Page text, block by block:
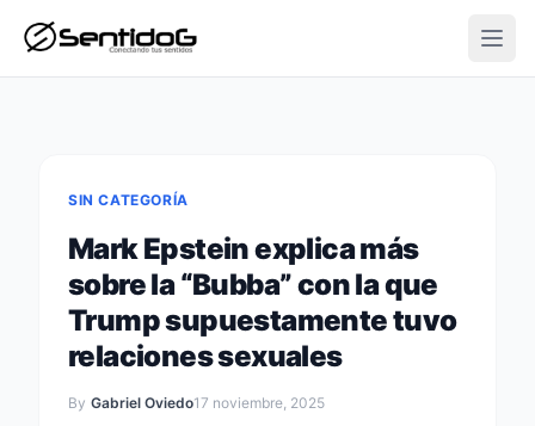
SIN CATEGORÍA
Mark Epstein explica más
sobre la “Bubba” con la que
Trump supuestamente tuvo
relaciones sexuales
By Gabriel Oviedo17 noviembre, 2025